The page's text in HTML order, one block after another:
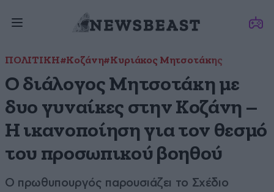
ΠΟΛΙΤΙΚΗ#Κοζάνη#Κυριάκος Μητσοτάκης
Ο διάλογος Μητσοτάκη με
δυο γυναίκες στην Κοζάνη –
Η ικανοποίηση για τον θεσμό
του προσωπικού βοηθού
Ο πρωθυπουργός παρουσιάζει το Σχέδιο